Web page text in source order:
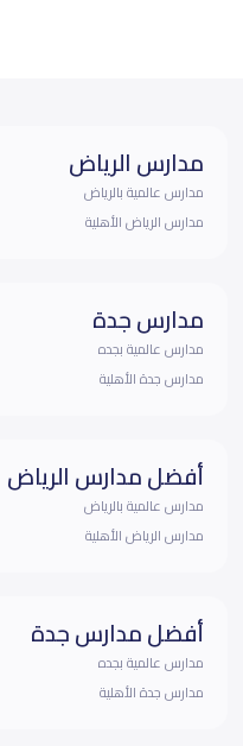
مدارس الرياض
مدارس عالمية بالرياض
مدارس الرياض الأهلية
مدارس جدة
مدارس عالمية بجده
مدارس جدة الأهلية
أفضل مدارس الرياض
مدارس عالمية بالرياض
مدارس الرياض الأهلية
أفضل مدارس جدة
مدارس عالمية بجده
مدارس جدة الأهلية